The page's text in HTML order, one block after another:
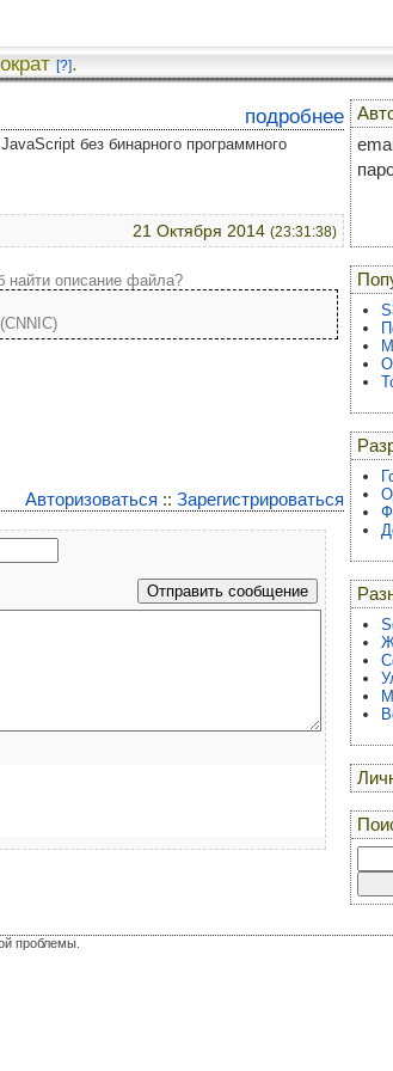
[?].
подробнее
без бинарного программного
21 Октября 2014 (23:31:38)
найти описание файла?
Авторизоваться :: Зарегистрироваться
проблемы.